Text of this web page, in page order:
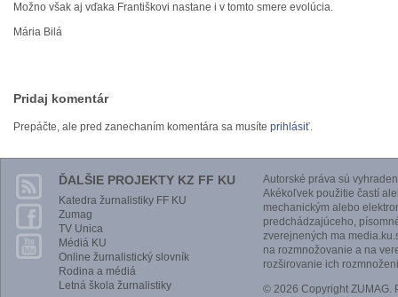
Možno však aj vďaka Františkovi nastane i v tomto smere evolúcia.
Mária Bilá
Pridaj komentár
Prepáčte, ale pred zanechaním komentára sa musíte prihlásiť.
ĎALŠIE PROJEKTY KZ FF KU
Katedra žurnalistiky FF KU
Zumag
TV Unica
Médiá KU
Online žurnalistický slovník
Rodina a médiá
Letná škola žurnalistiky
Autorské práva sú
Akékoľvek použitie častí
mechanickým alebo
predchádzajúceho,
zverejnených ma
na rozmnožovanie a na
rozširovanie ich
© 2026 Copyright ZUMAG.